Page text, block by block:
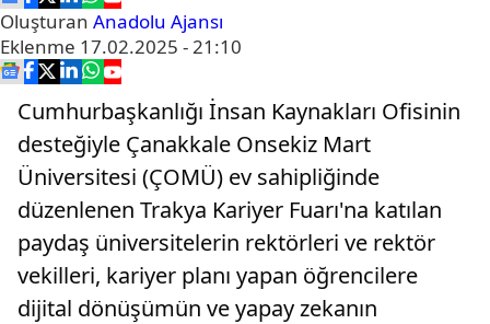
Oluşturan Anadolu Ajansı
Eklenme 17.02.2025 - 21:10
Cumhurbaşkanlığı İnsan Kaynakları Ofisinin
desteğiyle Çanakkale Onsekiz Mart
Üniversitesi (ÇOMÜ) ev sahipliğinde
düzenlenen Trakya Kariyer Fuarı'na katılan
paydaş üniversitelerin rektörleri ve rektör
vekilleri, kariyer planı yapan öğrencilere
dijital dönüşümün ve yapay zekanın